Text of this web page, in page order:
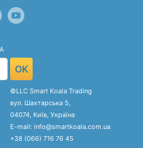
OK
©LLC Smart Koala Trading
вул. Шахтарська 5,
04074, Київ, Україна
E-mail: info@smartkoala.com.ua
+38 (066) 716 76 45